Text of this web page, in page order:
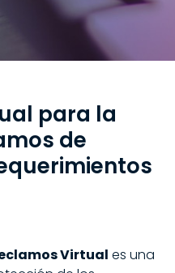
para la
de
Virtual es una